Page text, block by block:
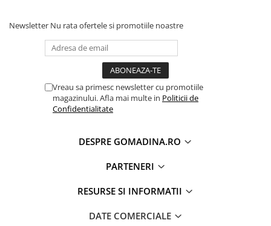
Newsletter Nu rata ofertele si promotiile noastre
Vreau sa primesc newsletter cu promotiile
magazinului. Afla mai multe in Politicii de
Confidentialitate
DESPRE GOMADINA.RO
PARTENERI
RESURSE SI INFORMATII
DATE COMERCIALE